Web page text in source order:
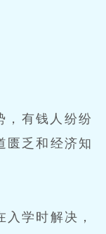
，有钱人纷纷
匮乏和经济知
学时解决，